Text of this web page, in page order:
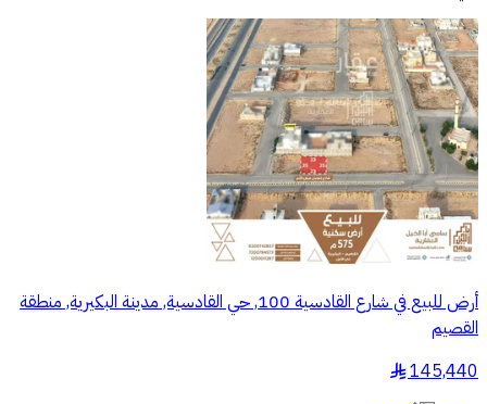
أرض للبيع في شارع القادسية 100, حي القادسية, مدينة البكيرية, منطقة
القصيم
145,440
§